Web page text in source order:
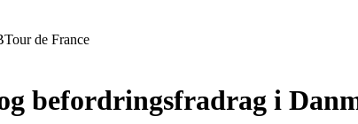
Tour de France
befordringsfradrag i